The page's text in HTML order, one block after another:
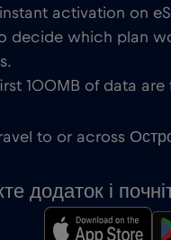
activation on
decide which plan
100MB of data are
to or across
додаток і